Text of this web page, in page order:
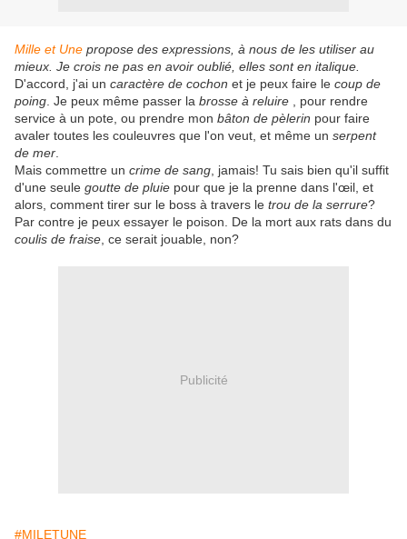
Mille et Une propose des expressions, à nous de les utiliser au
mieux. Je crois ne pas en avoir oublié, elles sont en italique.
D'accord, j'ai un caractère de cochon et je peux faire le coup de
poing . Je peux même passer la brosse à reluire
, pour rendre
service à un pote, ou prendre mon bâton de pèlerin pour faire
avaler toutes les couleuvres que l'on veut, et même un serpent
de mer
Mais commettre un crime de sang , jamais! Tu sais bien qu'il suffit
d'une seule goutte de pluie pour que je la prenne dans l'œil, et
alors, comment tirer sur le boss à travers le trou de la serrure?
Par contre je peux essayer le poison. De la mort aux rats dans du
coulis de fraise , ce serait jouable, non?
Publicité
#MILETUNE